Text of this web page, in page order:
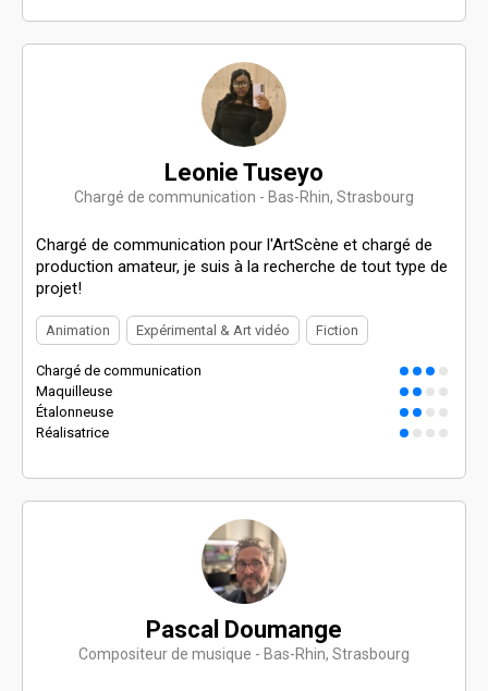
Leonie Tuseyo
Chargé de communication - Bas-Rhin, Strasbourg
Chargé de communication pour l'ArtScène et chargé de
production amateur, je suis à la recherche de tout type de
projet!
Animation Expérimental & Art vidéo Fiction
Chargé de communication
Maquilleuse
Étalonneuse
Réalisatrice
Pascal Doumange
Compositeur de musique - Bas-Rhin, Strasbourg